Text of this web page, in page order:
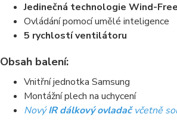
Jedinečná technologie Wind-
Ovládání pomocí umělé inteligence
5 rychlostí ventilátoru
Obsah balení:
Vnitřní jednotka Samsung
Montážní plech na uchycení
NovýIR dálkový ovladačvčetně